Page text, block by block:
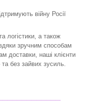
війну Росії
логістики, а також
зручним способам
доставки, наші клієнти
без зайвих зусиль.